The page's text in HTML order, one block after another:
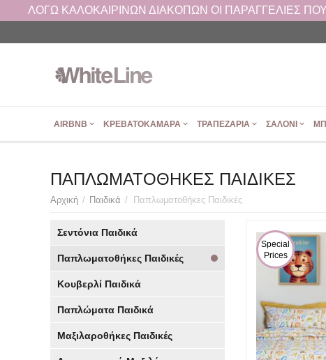
ΛΟΓΩ ΚΑΛΟΚΑΙΡΙΝΩΝ ΔΙΑΚΟΠΩΝ ΟΙ ΠΑΡΑΓΓΕΛΙΕΣ
AIRBNB ΚΡΕΒΑΤΟΚΆΜΑΡΑ ΤΡΑΠΕΖΑΡΊΑ ΣΑΛΌΝΙ
ΠΑΠΛΩΜΑΤΟΘΉΚΕΣ ΠΑΙΔΙΚΈΣ
Αρχική / Παιδικά / Παπλωματοθήκες Παιδικές
Special
Prices
Σεντόνια Παιδικά
Παπλωματοθήκες Παιδικές
Κουβερλί Παιδικά
Παπλώματα Παιδικά
Μαξιλαροθήκες Παιδικές